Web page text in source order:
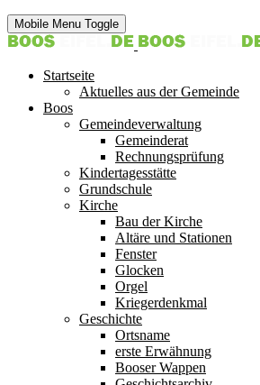
Mobile Menu Toggle
Startseite
Aktuelles aus der Gemeinde
Boos
Gemeindeverwaltung
Gemeinderat
Rechnungsprüfung
Kindertagesstätte
Grundschule
Kirche
Bau der Kirche
Altäre und Stationen
Fenster
Glocken
Orgel
Kriegerdenkmal
Geschichte
Ortsname
erste Erwähnung
Booser Wappen